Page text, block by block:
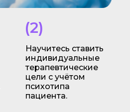
Научитесь ставить
индивидуальные
терапевтические
цели с учётом
психотипа
пациента.
(2)